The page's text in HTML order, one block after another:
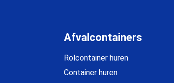
Afvalcontainers
Rolcontainer huren
Container huren